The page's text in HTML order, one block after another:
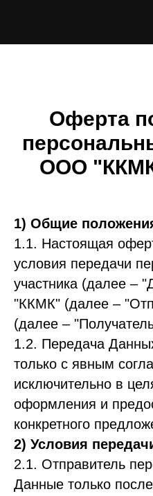
Оферта
ООО
1) Общие
1.1. Настоящая
условия передачи
участника (далее –
"ККМК" (далее –
(далее –
1.2. Передача
только с явным
исключительно в
оформления и
конкретного
2) Условия
2.1. Отправитель
Данные только